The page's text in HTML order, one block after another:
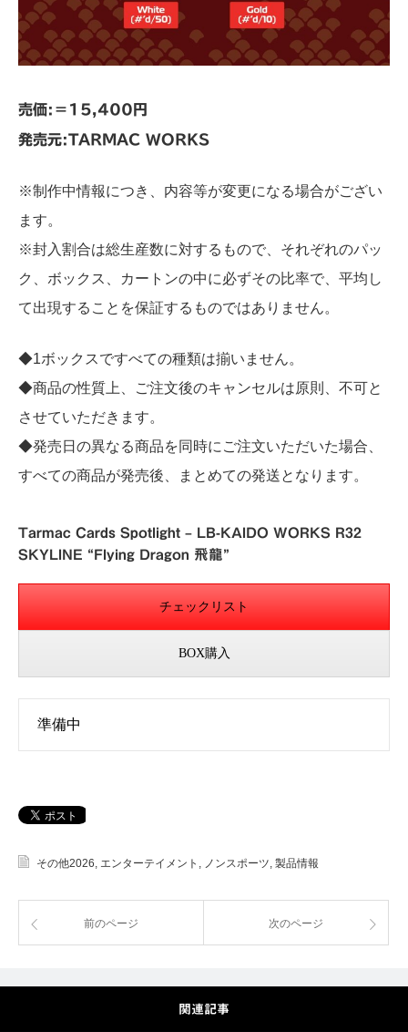
売価:＝15,400円
発売元:TARMAC WORKS
※制作中情報につき、内容等が変更になる場合がござい
ます。
※封入割合は総生産数に対するもので、それぞれのパッ
ク、ボックス、カートンの中に必ずその比率で、平均し
て出現することを保証するものではありません。
◆1ボックスですべての種類は揃いません。
◆商品の性質上、ご注文後のキャンセルは原則、不可と
させていただきます。
◆発売日の異なる商品を同時にご注文いただいた場合、
すべての商品が発売後、まとめての発送となります。
Tarmac Cards Spotlight – LB-KAIDO WORKS R32
SKYLINE “Flying Dragon 飛龍”
チェックリスト
BOX購入
準備中
その他2026, エンターテイメント , ノンスポーツ, 製品情報
前のページ 次のページ
関連記事